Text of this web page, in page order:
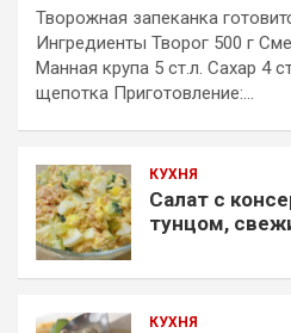
Творожная запеканка
Ингредиенты Творог 500 г
Манная крупа 5 ст.л. Сахар 4
щепотка Приготовление:…
КУХНЯ
Салат с
тунцом,
КУХНЯ